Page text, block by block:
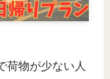
荷物が少ない人